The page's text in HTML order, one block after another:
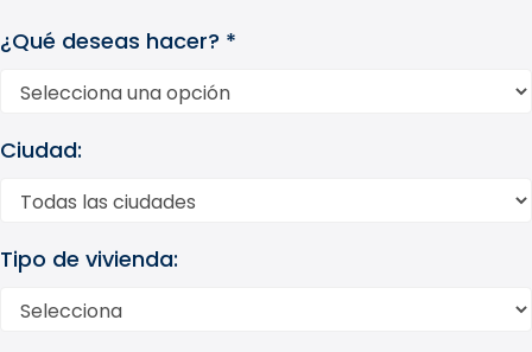
¿Qué deseas hacer? *
Ciudad:
Tipo de vivienda: